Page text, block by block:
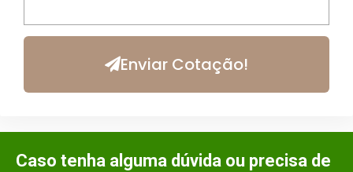
Enviar Cotação!
Caso tenha alguma dúvida ou precisa de